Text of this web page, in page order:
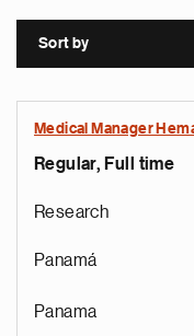
Sort by
Medical Manager
Regular, Full time
Research
Panamá
Panama